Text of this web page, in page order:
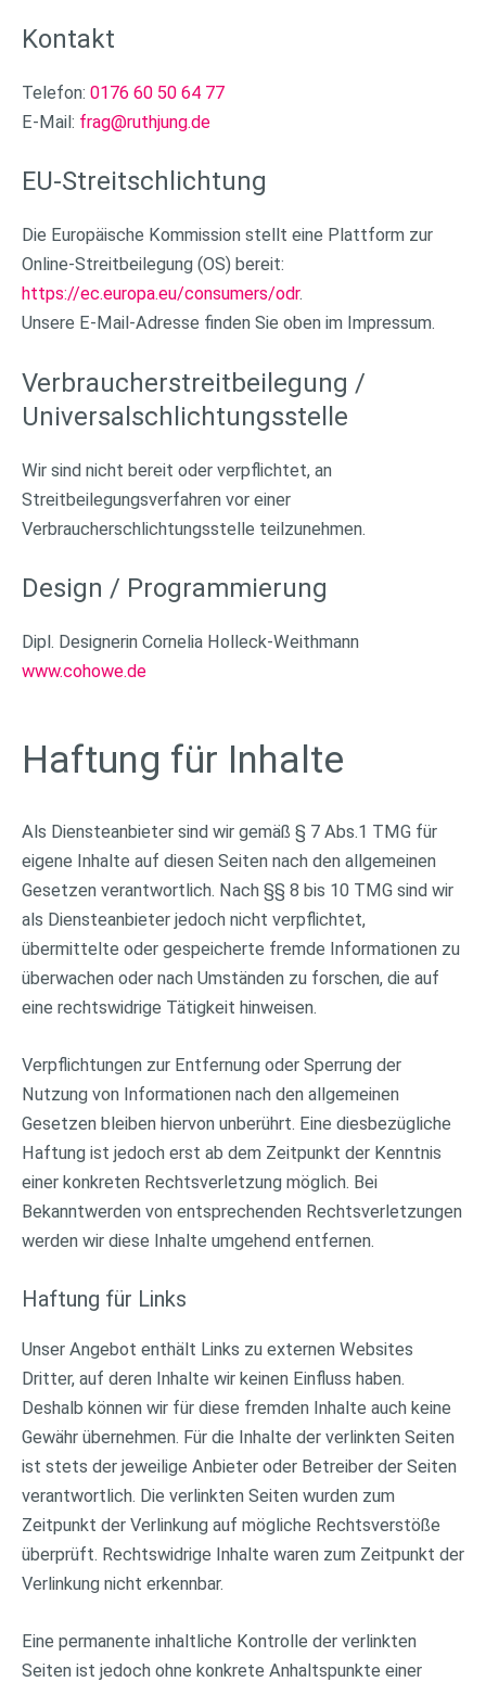
Kontakt
Telefon: 0176 60 50 64 77
E-Mail: frag@ruthjung.de
EU-Streitschlichtung
Die Europäische Kommission stellt eine Plattform zur
Online-Streitbeilegung (OS) bereit:
https://ec.europa.eu/consumers/odr.
Unsere E-Mail-Adresse finden Sie oben im Impressum.
Verbraucherstreitbeilegung /
Universalschlichtungsstelle
Wir sind nicht bereit oder verpflichtet, an
Streitbeilegungsverfahren vor einer
Verbraucherschlichtungsstelle teilzunehmen.
Design / Programmierung
Dipl. Designerin Cornelia Holleck-Weithmann
www.cohowe.de
Haftung für Inhalte
Als Diensteanbieter sind wir gemäß § 7 Abs.1 TMG für
eigene Inhalte auf diesen Seiten nach den allgemeinen
Gesetzen verantwortlich. Nach §§ 8 bis 10 TMG sind wir
als Diensteanbieter jedoch nicht verpflichtet,
übermittelte oder gespeicherte fremde Informationen zu
überwachen oder nach Umständen zu forschen, die auf
eine rechtswidrige Tätigkeit hinweisen.
Verpflichtungen zur Entfernung oder Sperrung der
Nutzung von Informationen nach den allgemeinen
Gesetzen bleiben hiervon unberührt. Eine diesbezügliche
Haftung ist jedoch erst ab dem Zeitpunkt der Kenntnis
einer konkreten Rechtsverletzung möglich. Bei
Bekanntwerden von entsprechenden Rechtsverletzungen
werden wir diese Inhalte umgehend entfernen.
Haftung für Links
Unser Angebot enthält Links zu externen Websites
Dritter, auf deren Inhalte wir keinen Einfluss haben.
Deshalb können wir für diese fremden Inhalte auch keine
Gewähr übernehmen. Für die Inhalte der verlinkten Seiten
ist stets der jeweilige Anbieter oder Betreiber der Seiten
verantwortlich. Die verlinkten Seiten wurden zum
Zeitpunkt der Verlinkung auf mögliche Rechtsverstöße
überprüft. Rechtswidrige Inhalte waren zum Zeitpunkt der
Verlinkung nicht erkennbar.
Eine permanente inhaltliche Kontrolle der verlinkten
Seiten ist jedoch ohne konkrete Anhaltspunkte einer